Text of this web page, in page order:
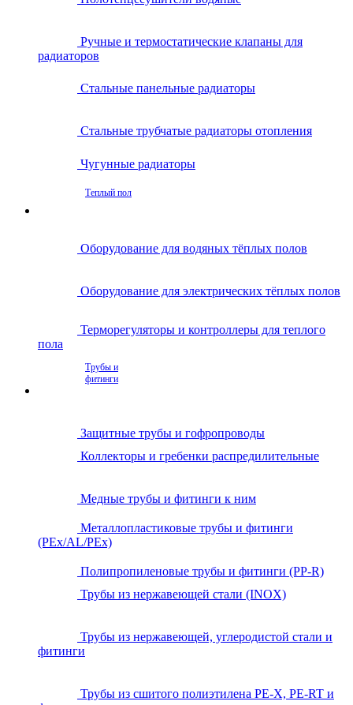
Ручные и термостатические клапаны для
радиаторов
Стальные панельные радиаторы
Стальные трубчатые радиаторы отопления
Чугунные радиаторы
Теплый пол
Оборудование для водяных тёплых полов
Оборудование для электрических тёплых полов
Терморегуляторы и контроллеры для теплого
пола
Трубы и
фитинги
Защитные трубы и гофропроводы
Коллекторы и гребенки распредилительные
Медные трубы и фитинги к ним
Металлопластиковые трубы и фитинги
(PEx/AL/PEx)
Полипропиленовые трубы и фитинги (PP-R)
Трубы из нержавеющей стали (INOX)
Трубы из нержавеющей, углеродистой стали и
фитинги
Трубы из сшитого полиэтилена PE-X, PE-RT и